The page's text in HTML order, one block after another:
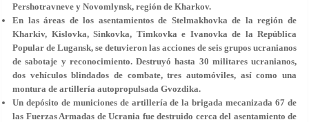
Pershotravneve y Novomlynsk, región de Kharkov.
En las áreas de los asentamientos de Stelmakhovka de la región de
Kharkiv, Kislovka, Sinkovka, Timkovka e Ivanovka de la República
Popular de Lugansk, se detuvieron las acciones de seis grupos ucranianos
de sabotaje y reconocimiento. Destruyó hasta 30 militares ucranianos,
dos vehículos blindados de combate, tres automóviles, así como una
montura de artillería autopropulsada Gvozdika.
Un depósito de municiones de artillería de la brigada mecanizada 67 de
las Fuerzas Armadas de Ucrania fue destruido cerca del asentamiento de